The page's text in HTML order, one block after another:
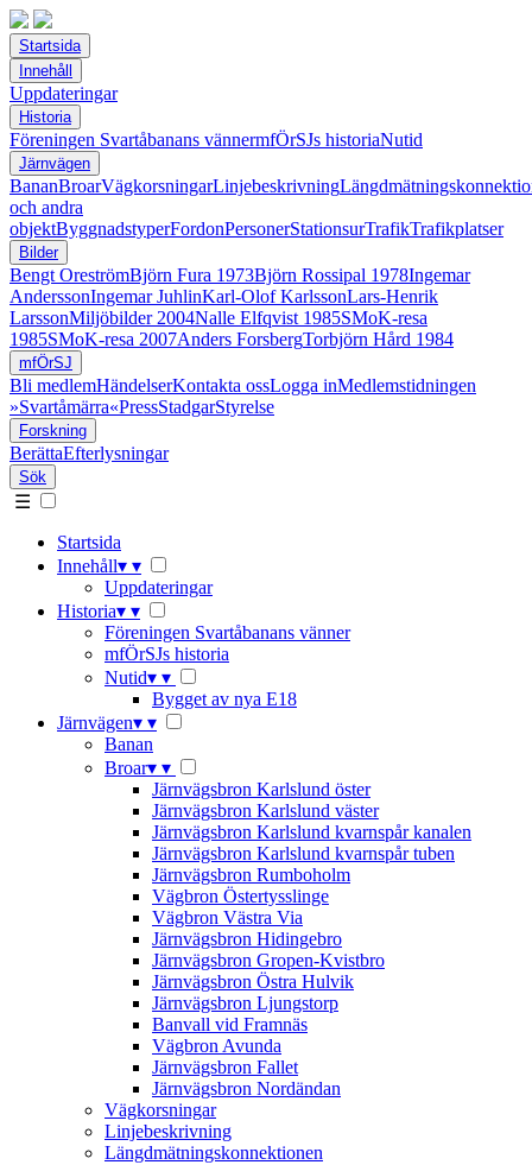
Startsida
Innehåll
Uppdateringar
Historia
Föreningen Svartåbanans vännermfÖrSJs historiaNutid
Järnvägen
BananBroarVägkorsningarLinjebeskrivning
och andra
objektByggnadstyperFordonPersonerStationsurTrafikTrafikplatser
Bilder
Bengt OreströmBjörn Fura 1973Björn Rossipal 1978Ingemar
AnderssonIngemar JuhlinKarl-Olof KarlssonLars-Henrik
LarssonMiljöbilder 2004Nalle Elfqvist 1985SMoK-resa
1985SMoK-resa 2007Anders ForsbergTorbjörn Hård 1984
mfÖrSJ
Bli medlemHändelserKontakta ossLogga inMedlemstidningen
»Svartåmärra«PressStadgarStyrelse
Forskning
BerättaEfterlysningar
Sök
☰
Startsida
Innehåll▾ ▾
Uppdateringar
Historia▾ ▾
Föreningen Svartåbanans vänner
mfÖrSJs historia
Nutid▾ ▾
Bygget av nya E18
Järnvägen▾ ▾
Banan
Broar▾ ▾
Järnvägsbron Karlslund öster
Järnvägsbron Karlslund väster
Järnvägsbron Karlslund kvarnspår kanalen
Järnvägsbron Karlslund kvarnspår tuben
Järnvägsbron Rumboholm
Vägbron Östertysslinge
Vägbron Västra Via
Järnvägsbron Hidingebro
Järnvägsbron Gropen-Kvistbro
Järnvägsbron Östra Hulvik
Järnvägsbron Ljungstorp
Banvall vid Framnäs
Vägbron Avunda
Järnvägsbron Fallet
Järnvägsbron Nordändan
Vägkorsningar
Linjebeskrivning
Längdmätningskonnektionen